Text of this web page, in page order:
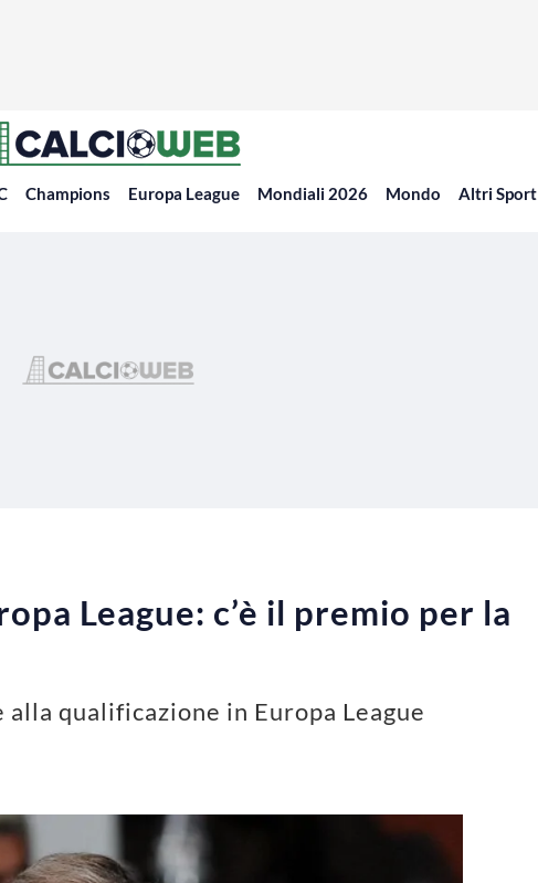
Champions Europa League Mondiali 2026 Mondo Altri Sport
League: c’è il premio per la
qualificazione in Europa League